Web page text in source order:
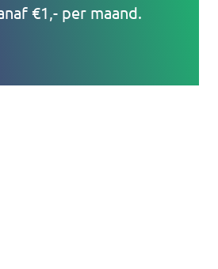
€1,- per maand.